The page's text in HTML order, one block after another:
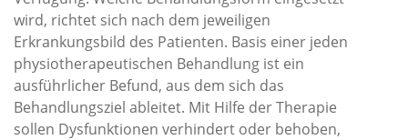
wird, richtet sich nach dem jeweiligen
Erkrankungsbild des Patienten. Basis einer jeden
physiotherapeutischen Behandlung ist ein
ausführlicher Befund, aus dem sich das
Behandlungsziel ableitet. Mit Hilfe der Therapie
sollen Dysfunktionen verhindert oder behoben,